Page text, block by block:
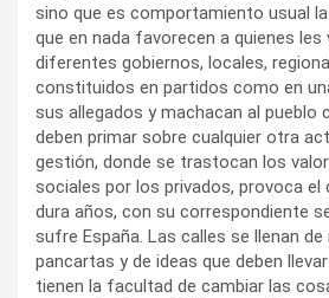
sino que es comportamiento usual
que en nada favorecen a quienes
diferentes gobiernos, locales,
constituidos en partidos como en
sus allegados y machacan al pueblo
deben primar sobre cualquier otra
gestión, donde se trastocan los
sociales por los privados, provoca el
dura años, con su correspondiente
sufre España. Las calles se llenan
pancartas y de ideas que deben
tienen la facultad de cambiar las